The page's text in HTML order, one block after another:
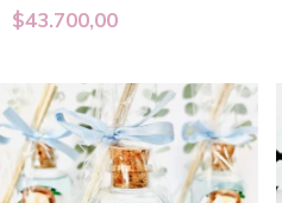
$43.700,00